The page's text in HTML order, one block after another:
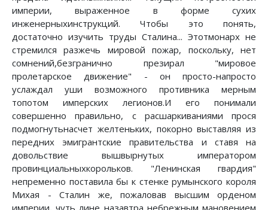
империи, выраженное в форме сухих
инженерныхинструкций. Чтобы это понять,
достаточно изучить труды Сталина... Этотмонарх не
стремился разжечь мировой пожар, поскольку, нет
сомнений,безгранично презирал "мировое
пролетарское движение" - он просто-напросто
услаждал уши возможного противника мерным
топотом имперских легионов.И его понимали
совершенно правильно, с расшаркиваниями прося
подмогнутьнасчет желтеньких, покорно выставляя из
передних эмигрантские правительства и ставя на
довольствие вышвырнутых императором
провинциальныхкорольков. "Ленинская гвардия"
непременно поставила бы к стенке румынского короля
Михая - Сталин же, пожаловав высшим орденом